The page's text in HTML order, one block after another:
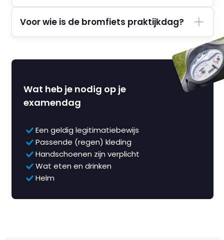
Voor wie is de bromfiets praktijkdag?
Wat heb je nodig op je
examendag
Een geldig legitimatiebewijs
Passende (regen) kleding
Handschoenen zijn verplicht
Wat eten en drinken
Helm